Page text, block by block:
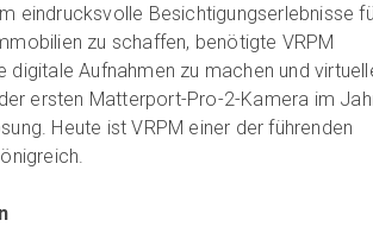
eindrucksvolle Besichtigungserlebnisse
zu schaffen, benötigte VRPM
Aufnahmen zu machen und
ersten Matterport-Pro-2-Kamera im
Heute ist VRPM einer der führenden